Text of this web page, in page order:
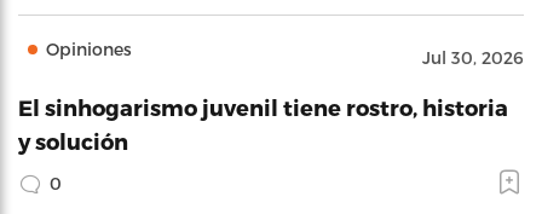
Opiniones Jul 30, 2026
El sinhogarismo juvenil tiene rostro, historia
y solución
0